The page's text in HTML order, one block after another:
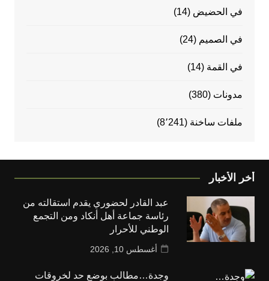
في الحضيض (14)
في الصميم (24)
في القمة (14)
مدونات (380)
ملفات ساخنة (8٬241)
أخر الأخبار
عبد القادر لحضوري يقدم استقالته من
رئاسة جماعة أهل أنكاد ومن التجمع
الوطني للأحرار
أغسطس 10, 2026
وجدة…مطالب بوضع حد لخروقات